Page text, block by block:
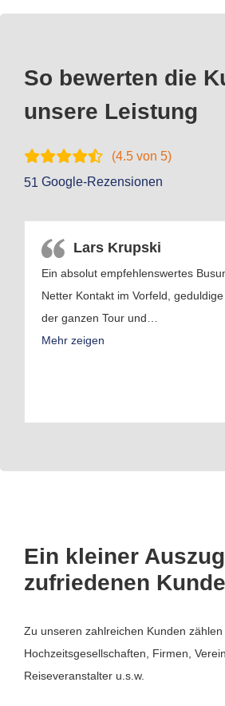
So bewerten die
unsere Leistung
(4.5 von 5)
51 Google-Rezensionen
Lars Krupski
Ein absolut empfehlenswertes
Netter Kontakt im Vorfeld,
der ganzen Tour und…
Mehr zeigen
Ein kleiner
zufriedenen
Zu unseren zahlreichen Kunden
Hochzeitsgesellschaften, Firmen,
Reiseveranstalter u.s.w.